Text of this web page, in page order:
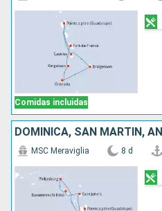
Comidas incluidas
MSC Meraviglia 8 d